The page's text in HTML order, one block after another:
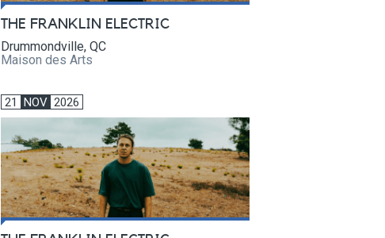
THE FRANKLIN ELECTRIC
Drummondville, QC
Maison des Arts
21 NOV 2026